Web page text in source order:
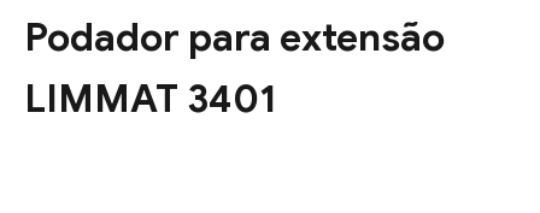
Podador para extensão
LIMMAT 3401